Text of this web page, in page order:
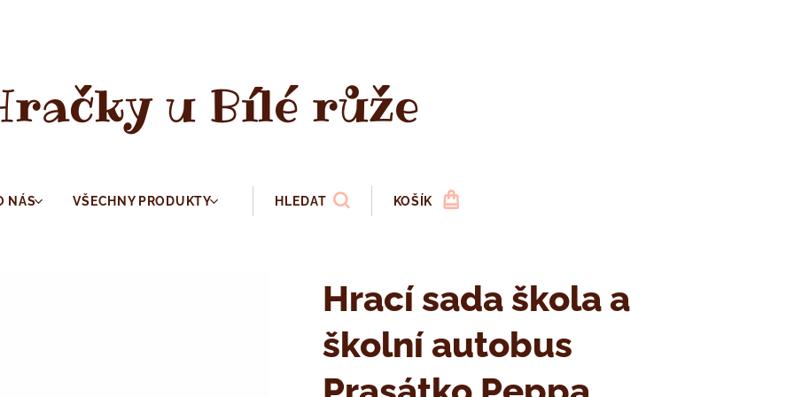
u Bílé růže
NÁS VŠECHNY PRODUKTY HLEDAT KOŠÍK
Hrací sada škola a
školní autobus